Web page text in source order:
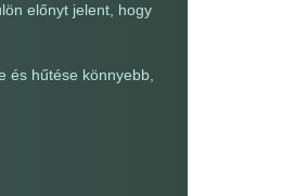
előnyt jelent, hogy
és hűtése könnyebb,